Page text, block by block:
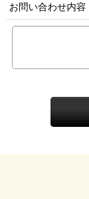
お問い合わせ内容